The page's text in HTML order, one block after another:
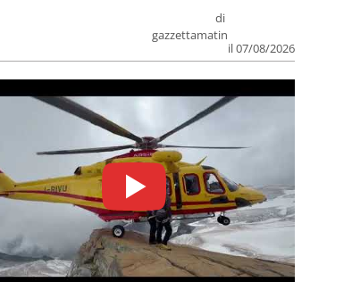
di
gazzettamatin
il 07/08/2026